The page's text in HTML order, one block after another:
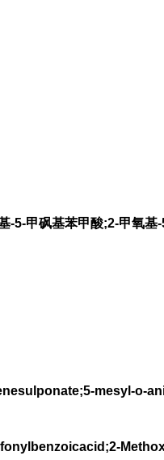
-5-甲砜基苯甲酸;2-甲氧基
mesyl-o-